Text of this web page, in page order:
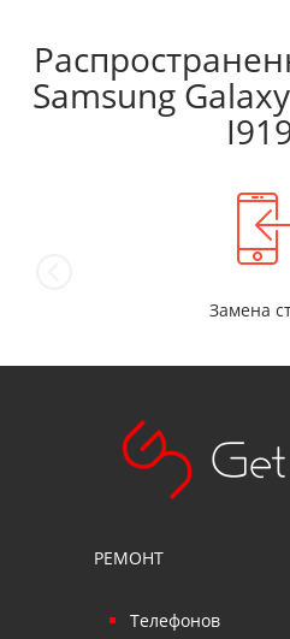
Samsung
Замена
РЕМОНТ
Телефонов